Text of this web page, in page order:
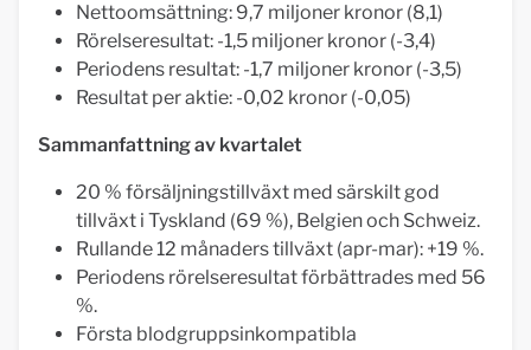
Nettoomsättning: 9,7 miljoner kronor (8,1)
Rörelseresultat: -1,5 miljoner kronor (-3,4)
Periodens resultat: -1,7 miljoner kronor (-3,5)
Resultat per aktie: -0,02 kronor (-0,05)
Sammanfattning av kvartalet
20 % försäljningstillväxt med särskilt god
tillväxt i Tyskland (69 %), Belgien och Schweiz.
Rullande 12 månaders tillväxt (apr-mar): +19 %.
Periodens rörelseresultat förbättrades med 56
%.
Första blodgruppsinkompatibla